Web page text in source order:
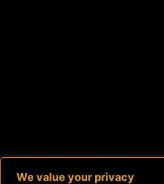
We value your privacy